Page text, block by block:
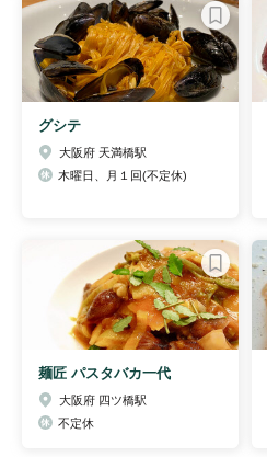
グシテ
大阪府 天満橋駅
木曜日、月１回(不定休)
麺匠 パスタバカ一代
大阪府 四ツ橋駅
不定休